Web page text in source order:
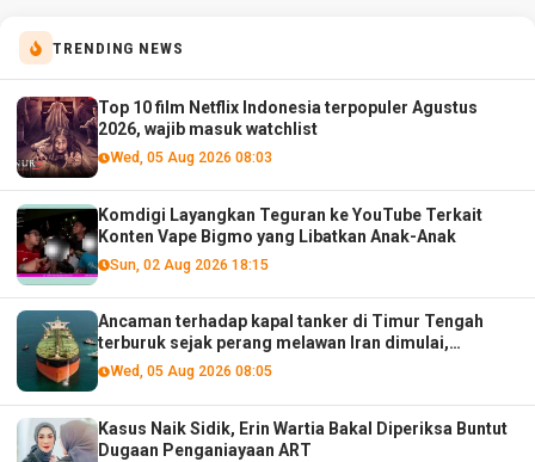
TRENDING NEWS
Top 10 film Netflix Indonesia terpopuler Agustus
2026, wajib masuk watchlist
Wed, 05 Aug 2026 08:03
Komdigi Layangkan Teguran ke YouTube Terkait
Konten Vape Bigmo yang Libatkan Anak-Anak
Sun, 02 Aug 2026 18:15
Ancaman terhadap kapal tanker di Timur Tengah
terburuk sejak perang melawan Iran dimulai,
menurut analis
Wed, 05 Aug 2026 08:05
Kasus Naik Sidik, Erin Wartia Bakal Diperiksa Buntut
Dugaan Penganiayaan ART